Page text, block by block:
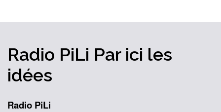
Radio PiLi Par ici les
idées
Radio PiLi